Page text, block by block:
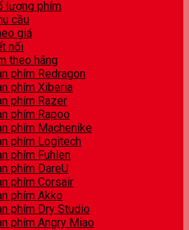
lượng phím
cầu
giá
nối
theo hãng
phím Redragon
phím Xiberia
phím Razer
phím Rapoo
phím Machenike
phím Logitech
phím Fuhlen
phím DareU
phím Corsair
phím Akko
phím Dry Studio
phím Angry Miao